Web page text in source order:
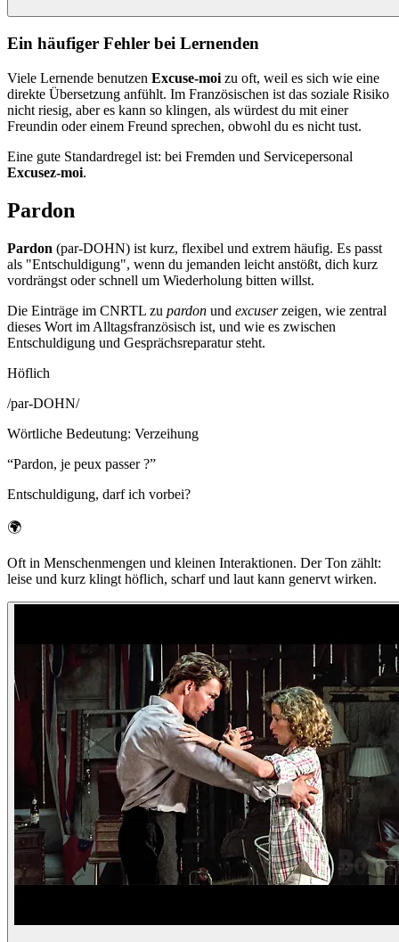
Ein häufiger Fehler bei Lernenden
Viele Lernende benutzen Excuse-moi zu oft, weil es sich wie eine
direkte Übersetzung anfühlt. Im Französischen ist das soziale Risiko
nicht riesig, aber es kann so klingen, als würdest du mit einer
Freundin oder einem Freund sprechen, obwohl du es nicht tust.
Eine gute Standardregel ist: bei Fremden und Servicepersonal
Excusez-moi.
Pardon
Pardon (par-DOHN) ist kurz, flexibel und extrem häufig. Es passt
als "Entschuldigung", wenn du jemanden leicht anstößt, dich kurz
vordrängst oder schnell um Wiederholung bitten willst.
Die Einträge im CNRTL zu pardon und excuserzeigen, wie zentral
dieses Wort im Alltagsfranzösisch ist, und wie es zwischen
Entschuldigung und Gesprächsreparatur steht.
Höflich
/par-DOHN/
Wörtliche Bedeutung: Verzeihung
“Pardon, je peux passer ?”
Entschuldigung, darf ich vorbei?
🌍
Oft in Menschenmengen und kleinen Interaktionen. Der Ton zählt:
leise und kurz klingt höflich, scharf und laut kann genervt wirken.